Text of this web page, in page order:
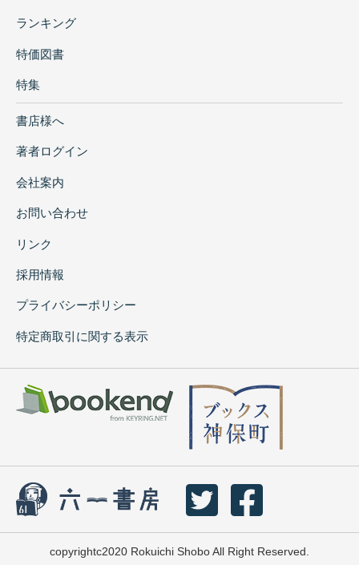
ランキング
特価図書
特集
書店様へ
著者ログイン
会社案内
お問い合わせ
リンク
採用情報
プライバシーポリシー
特定商取引に関する表示
copyrightc2020 Rokuichi Shobo All Right Reserved.